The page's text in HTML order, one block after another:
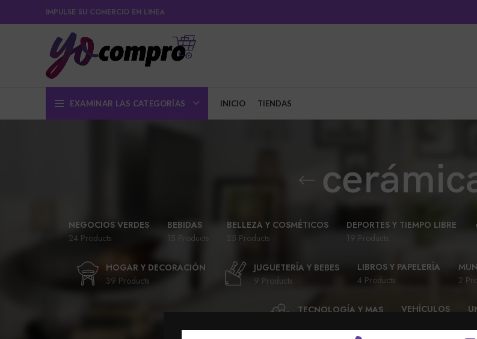
IMPULSE SU COMERCIO EN LINEA
EXAMINAR LAS CATEGORÍAS INICIO TIENDAS
NEGOCIOS VERDES
24 Products
BEBIDAS
15 Products
BELLEZA Y COSMÉTICOS
25 Products
DEPORTES Y TIEMPO LIBRE
19 Products
HOGAR Y DECORACIÓN
39 Products
JUGUETERÍA Y BEBES
9 Products
LIBROS Y PAPELERÍA
4 Products
2
TECNOLOGÍA Y MAS
VEHÍCULOS